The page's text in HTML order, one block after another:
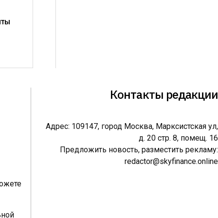
Контакты редакции
Адрес: 109147, город Москва, Марксистская ул,
д. 20 стр. 8, помещ. 16
Предложить новость, разместить рекламу:
redactor@skyfinance.online